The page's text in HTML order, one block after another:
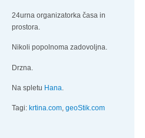
24urna organizatorka časa in
prostora.
Nikoli popolnoma zadovoljna.
Drzna.
Na spletu Hana.
Tagi: krtina.com, geoStik.com